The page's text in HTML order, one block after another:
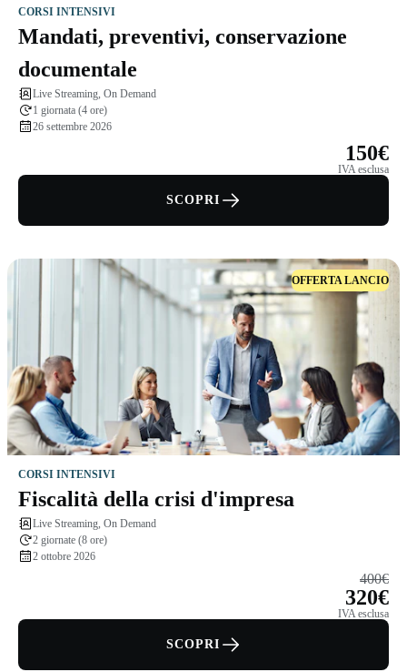
CORSI INTENSIVI
Mandati, preventivi, conservazione
documentale
Live Streaming, On Demand
1 giornata (4 ore)
26 settembre 2026
150€
IVA esclusa
SCOPRI
OFFERTA LANCIO
CORSI INTENSIVI
Fiscalità della crisi d'impresa
Live Streaming, On Demand
2 giornate (8 ore)
2 ottobre 2026
400€
320€
IVA esclusa
SCOPRI